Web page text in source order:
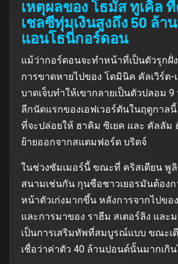
เหตุผลของ โธมัส ทูเคิ่ล
เชลซีทุ่มเงินสูงถึง 50 ล้า
แอนโธนี่กอร์ดอน
แม้ว่ากอร์ดอนจะทําหน้าที่เป็นตัวรุกฝั่
การขาดหายไปของ โดมินิค คัลเวิร์ต-
บาดเจ็บทําให้เขากลายเป็นตัวปลอม 9
ลีกนัดแรกของเอฟเวอร์ตันในฤดูกาล
ที่จะปล่อยให้ ฮาคิม ซิเยค และ คัลลัม
ย้ายออกจากสแตมฟอร์ด บริดจ์
ในช่วงซัมเมอร์นี้ ขณะที่ คริสเตียน พู
สนามเช่นกัน กุนซือชาวเยอรมันต้องก
หน้าตัวเก่งมากขึ้น หลังการจากไปขอ
และการมาของ ราฮีม สเตอร์ลิง และ
เป็นการเสริมทัพที่สมบูรณ์แบบ ขณะเ
เชื่อว่าค่าตัว 40 ล้านปอนด์นั้นมากเกิน